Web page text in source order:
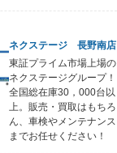
ネクステージ 長野南店
東証プライム市場上場の
ネクステージグループ！
全国総在庫30，000台以
上。販売・買取はもちろ
ん、車検やメンテナンス
までお任せください！